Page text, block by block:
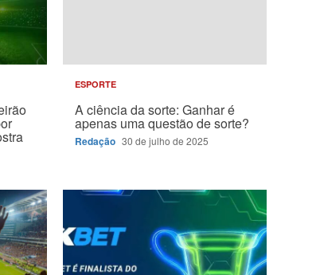
ESPORTE
A ciência da sorte: Ganhar é
apenas uma questão de sorte?
Redação 30 de julho de 2025